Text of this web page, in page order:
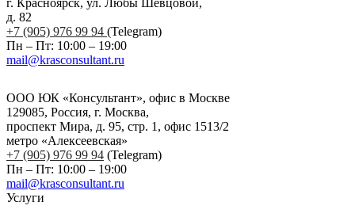
г. Красноярск, ул. Любы Шевцовой,
д. 82
+7 (905) 976 99 94 (Telegram)
Пн – Пт: 10:00 – 19:00
mail@krasconsultant.ru
ООО ЮК «Консультант», офис в Москве
129085, Россия, г. Москва,
проспект Мира, д. 95, стр. 1, офис 1513/2
метро «Алексеевская»
+7 (905) 976 99 94 (Telegram)
Пн – Пт: 10:00 – 19:00
mail@krasconsultant.ru
Услуги